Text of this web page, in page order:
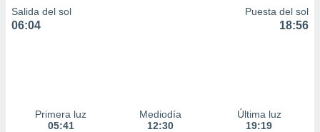
Salida del sol
06:04
Puesta del sol
18:56
Primera luz
05:41
Mediodía
12:30
Última luz
19:19